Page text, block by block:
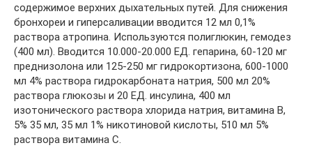
содержимое верхних дыхательных путей. Для снижения
бронхореи и гиперсаливации вводится 12 мл 0,1%
раствора атропина. Используются полиглюкин, гемодез
(400 мл). Вводится 10.000-20.000 ЕД. гепарина, 60-120 мг
преднизолона или 125-250 мг гидрокортизона, 600-1000
мл 4% раствора гидрокарбоната натрия, 500 мл 20%
раствора глюкозы и 20 ЕД. инсулина, 400 мл
изотонического раствора хлорида натрия, витамина В,
5% 35 мл, 35 мл 1% никотиновой кислоты, 510 мл 5%
раствора витамина С.